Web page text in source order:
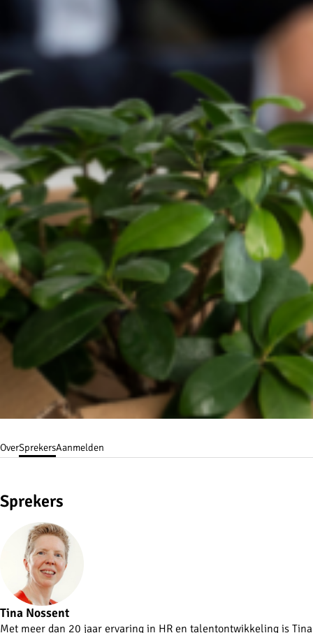
OverSprekersAanmelden
Sprekers
Tina Nossent
Met meer dan 20 jaar ervaring in HR en talentontwikkeling is Tina